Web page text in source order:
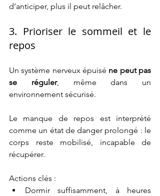
d’anticiper, plus il peut relâcher.
3. Prioriser le sommeil et le
repos
Un système nerveux épuisé ne peut pas
se réguler, même dans un
environnement sécurisé.
Le manque de repos est interprété
comme un état de danger prolongé : le
corps reste mobilisé, incapable de
récupérer.
Actions clés :
Dormir suffisamment, à heures